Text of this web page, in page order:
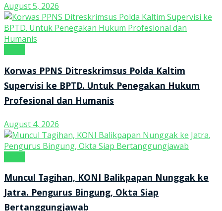
August 5, 2026
Korwas PPNS Ditreskrimsus Polda Kaltim
Supervisi ke BPTD. Untuk Penegakan Hukum
Profesional dan Humanis
August 4, 2026
Muncul Tagihan, KONI Balikpapan Nunggak ke
Jatra. Pengurus Bingung, Okta Siap